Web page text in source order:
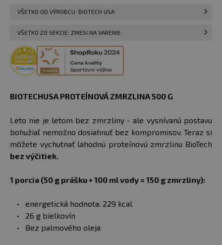
VŠETKO OD VÝROBCU: BIOTECH USA
VŠETKO ZO SEKCIE: ZMESI NA VARENIE
BIOTECHUSA PROTEÍNOVÁ ZMRZLINA 500 G
Leto nie je letom bez zmrzliny - ale vysnívanú postavu
bohužiaľ nemožno dosiahnuť bez kompromisov. Teraz si
môžete vychutnať lahodnú proteínovú zmrzlinu BioTech
bez výčitiek.
1 porcia (50 g prášku + 100 ml vody = 150 g zmrzliny):
energetická hodnota: 229 kcal
26 g bielkovín
Bez palmového oleja